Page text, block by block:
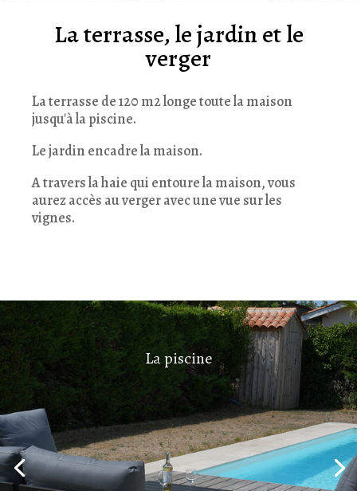
La terrasse, le jardin et le
verger
La terrasse de 120 m2 longe toute la maison
jusqu'à la piscine.
Le jardin encadre la maison.
A travers la haie qui entoure la maison, vous
aurez accès au verger avec une vue sur les
vignes.
La piscine